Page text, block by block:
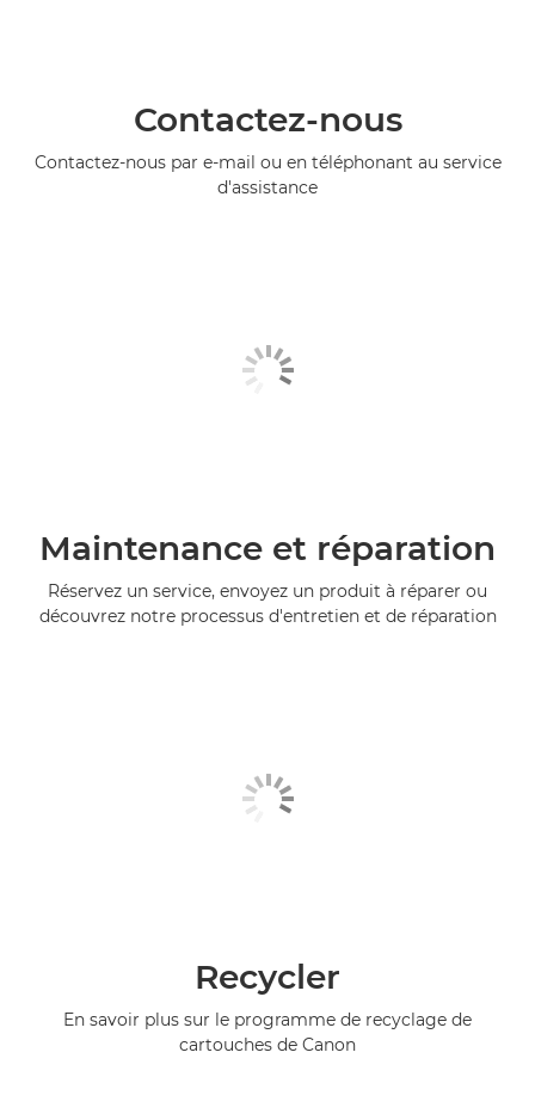
Contactez-nous
Contactez-nous par e-mail ou en téléphonant au service
d'assistance
Maintenance et réparation
Réservez un service, envoyez un produit à réparer ou
découvrez notre processus d'entretien et de réparation
Recycler
En savoir plus sur le programme de recyclage de
cartouches de Canon